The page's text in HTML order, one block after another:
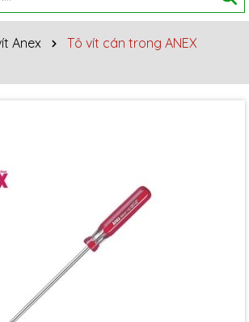
Anex
Tô vít cán trong ANEX